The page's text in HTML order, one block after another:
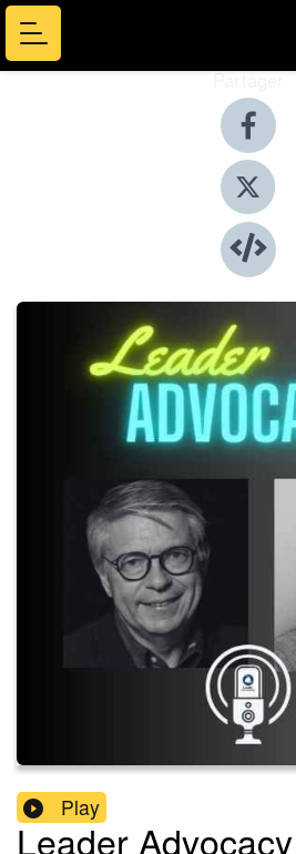
Partager
Play
Leader Advocacy